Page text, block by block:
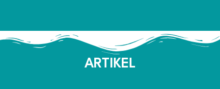
ARTIKEL